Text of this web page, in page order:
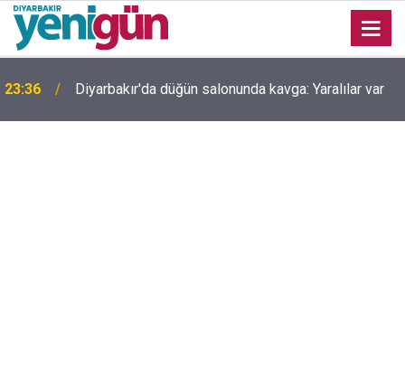
23:36 Diyarbakır'da düğün salonunda kavga: Yaralılar var